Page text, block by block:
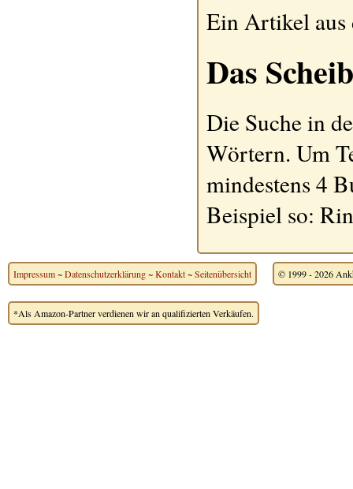
Ein Artikel
Das
Die Suche in
Wörtern. Um
mindestens 4
Beispiel so:
Impressum~Datenschutzerklärung~Kontakt~Seitenübersicht © 1999 - 2026
*Als Amazon-Partner verdienen wir an qualifizierten Verkäufen.